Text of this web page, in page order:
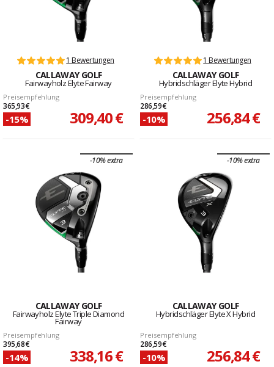
1 Bewertungen
CALLAWAY GOLF
Fairwayholz Elyte Fairway
Preisempfehlung
365,93 €
-15% 309,40 €
1 Bewertungen
CALLAWAY GOLF
Hybridschläger Elyte Hybrid
Preisempfehlung
286,59 €
-10% 256,84 €
-10% extra
CALLAWAY GOLF
Fairwayholz Elyte Triple Diamond
Fairway
Preisempfehlung
395,68 €
-14% 338,16 €
-10% extra
CALLAWAY GOLF
Hybridschläger Elyte X Hybrid
Preisempfehlung
286,59 €
-10% 256,84 €